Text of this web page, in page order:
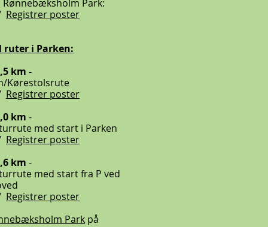
Park:
Registrer poster
ruter i Parken:
km -
Kørestolsrute
Registrer poster
km -
med start i Parken
Registrer poster
km -
med start fra P ved
Registrer poster
Park på